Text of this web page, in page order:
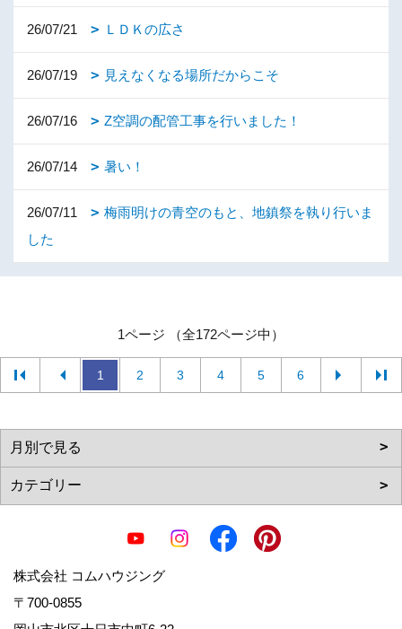
26/07/21 ＬＤＫの広さ
26/07/19 見えなくなる場所だからこそ
26/07/16 Z空調の配管工事を行いました！
26/07/14 暑い！
26/07/11
梅雨明けの青空のもと、地鎮祭を執り行いま
した
1ページ （全172ページ中）
1 2 3 4 5 6
株式会社 コムハウジング
〒700-0855